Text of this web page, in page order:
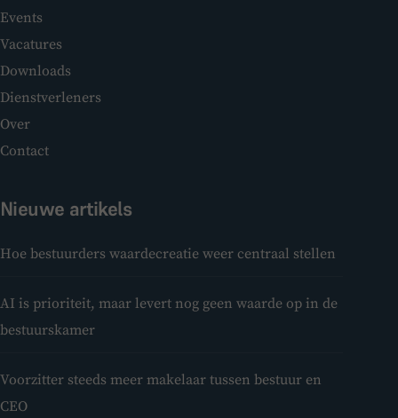
Events
Vacatures
Downloads
Dienstverleners
Over
Contact
Nieuwe artikels
Hoe bestuurders waardecreatie weer centraal stellen
AI is prioriteit, maar levert nog geen waarde op in de
bestuurskamer
Voorzitter steeds meer makelaar tussen bestuur en
CEO